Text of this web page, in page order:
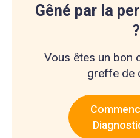
Gêné par la
?
Vous êtes un bon
greffe de